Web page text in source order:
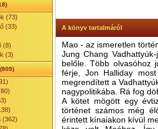
(73)
(33)
(8)
(3)
(362)
A könyv tartalmáról
Mao - az ismeretlen
Jung Chang
belőle. Több olvasóhoz
férje, Jon Halliday
megrendített a
nagypolitikába. Rá fog
A kötet mögött egy
történet számos még
érintett kínaiakon kívül